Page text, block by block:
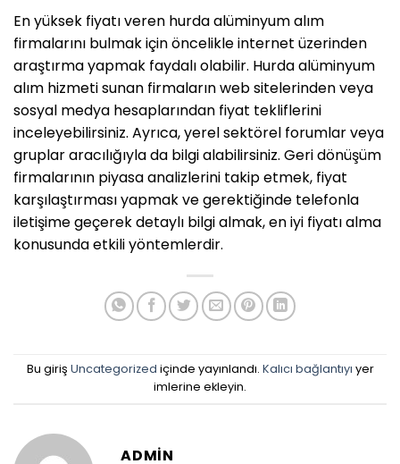
En yüksek fiyatı veren hurda alüminyum alım
firmalarını bulmak için öncelikle internet üzerinden
araştırma yapmak faydalı olabilir. Hurda alüminyum
alım hizmeti sunan firmaların web sitelerinden veya
sosyal medya hesaplarından fiyat tekliflerini
inceleyebilirsiniz. Ayrıca, yerel sektörel forumlar veya
gruplar aracılığıyla da bilgi alabilirsiniz. Geri dönüşüm
firmalarının piyasa analizlerini takip etmek, fiyat
karşılaştırması yapmak ve gerektiğinde telefonla
iletişime geçerek detaylı bilgi almak, en iyi fiyatı alma
konusunda etkili yöntemlerdir.
Bu giriş Uncategorized içinde yayınlandı. Kalıcı bağlantıyı yer
imlerine ekleyin.
ADMIN